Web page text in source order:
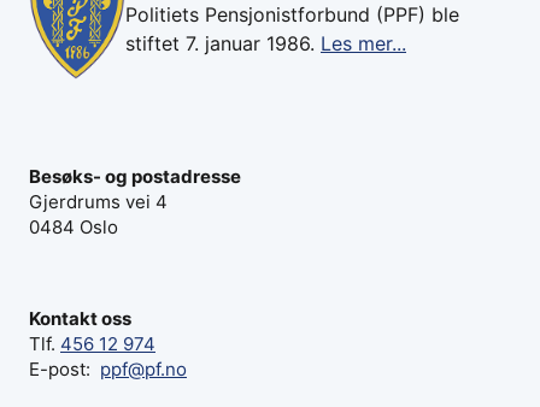
Politiets Pensjonistforbund (PPF) ble
stiftet 7. januar 1986. Les mer...
Besøks- og postadresse
Gjerdrums vei 4
0484 Oslo
Kontakt oss
Tlf. 456 12 974
E-post: ppf@pf.no